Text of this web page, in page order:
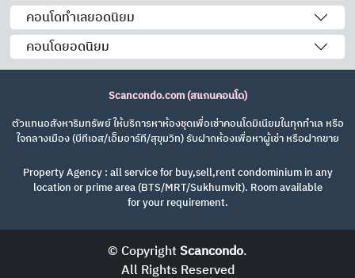
คอนโดทำเลยอดนิยม
คอนโดยอดนิยม
Scancondo.com (สแกนคอนโด)
ตัวแทนอสังหาริมทรัพย์ ให้บริการหาห้องชุดเพื่อเช่าคอนโดมิเนียมในทุกทำเล หรือ
ใจกลางเมือง (บีทีเอส/เอ็มอาร์ที/สุขุมวิท) รับฝากห้องเพื่อหาผู้เช่า หรือฝากขาย
Property Agency : all service for buy,sell,rent condominium in any
location or prime area (BTS/MRT/Sukhumvit). Room available
for your requirement.
© CopyrightScancondo.
All Rights Reserved